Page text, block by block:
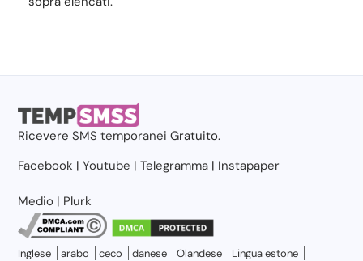
RicevereSMS temporanei Gratuito.
Facebook |Youtube |Telegramma | Instapaper
Medio | Plurk
Inglese arabo ceco danese Olandese
Lingua estone